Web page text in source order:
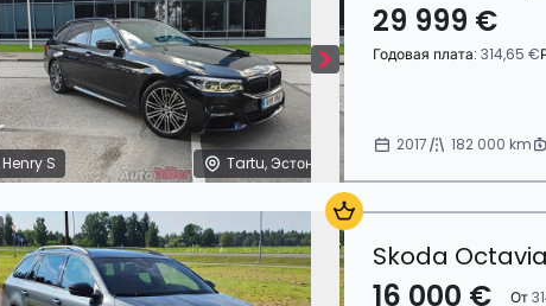
Henry S Tartu, Эстония
29 999 €
Годовая плата: 314,65 €
2017 182 000 km
Skoda Octavia
16 000 € От